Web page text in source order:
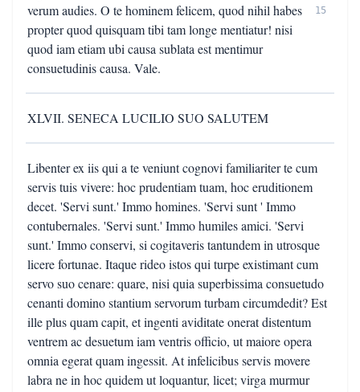
verum audies. O te hominem felicem, quod nihil habes
propter quod quisquam tibi tam longe mentiatur! nisi
quod iam etiam ubi causa sublata est mentimur
consuetudinis causa. Vale.
15
XLVII. SENECA LUCILIO SUO SALUTEM
Libenter ex iis qui a te veniunt cognovi familiariter te cum
servis tuis vivere: hoc prudentiam tuam, hoc eruditionem
decet. 'Servi sunt.' Immo homines. 'Servi sunt ' Immo
contubernales. 'Servi sunt.' Immo humiles amici. 'Servi
sunt.' Immo conservi, si cogitaveris tantundem in utrosque
licere fortunae. Itaque rideo istos qui turpe existimant cum
servo suo cenare: quare, nisi quia superbissima consuetudo
cenanti domino stantium servorum turbam circumdedit? Est
ille plus quam capit, et ingenti aviditate onerat distentum
ventrem ac desuetum iam ventris officio, ut maiore opera
omnia egerat quam ingessit. At infelicibus servis movere
labra ne in hoc quidem ut loquantur, licet; virga murmur